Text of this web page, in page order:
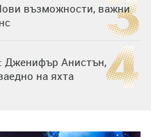
възможности, важни
Дженифър Анистън,
на яхта